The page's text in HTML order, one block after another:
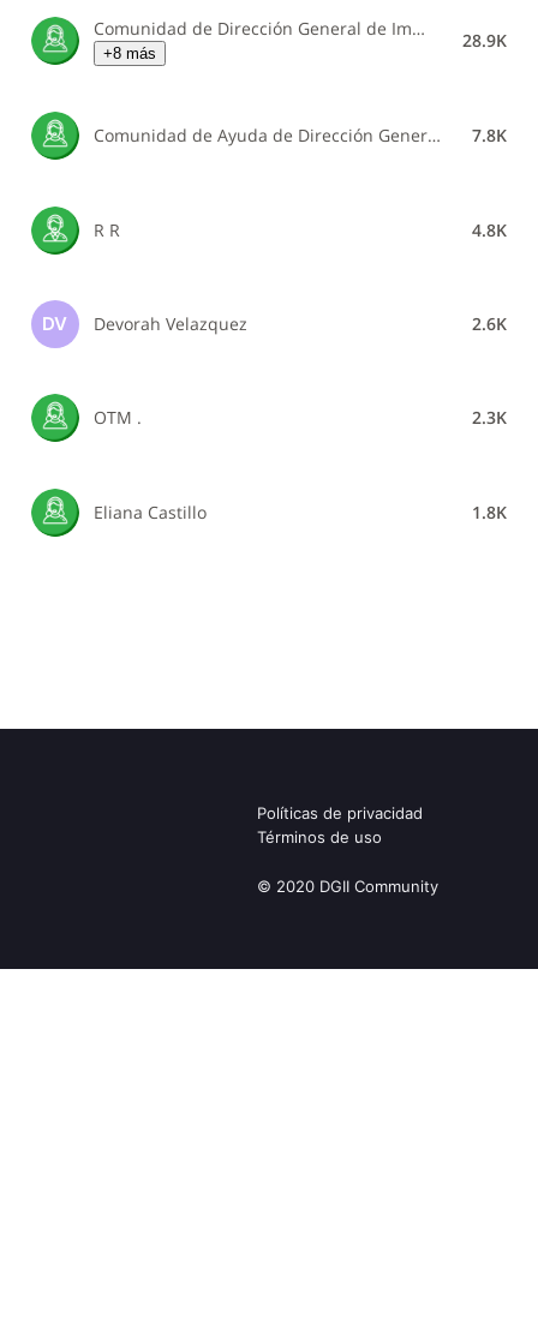
Comunidad de Dirección General de Impuestos Internos
+8 más
28.9K
Comunidad de Ayuda de Dirección General de Impuestos Internos 7.8K
R R 4.8K
DV Devorah Velazquez 2.6K
OTM . 2.3K
Eliana Castillo 1.8K
Políticas de privacidad
Términos de uso
© 2020 DGII Community